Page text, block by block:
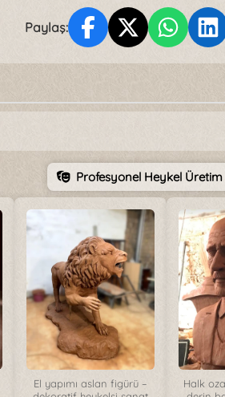
Paylaş:
Profesyonel Heykel
El yapımı aslan figürü –
Halk